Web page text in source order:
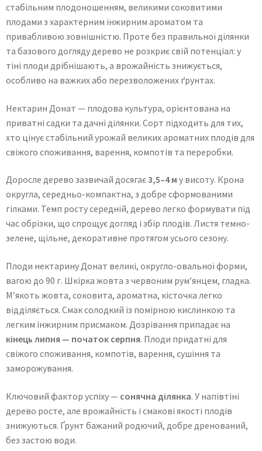
стабільним плодоношенням, великими соковитими
плодами з характерним інжирним ароматом та
привабливою зовнішністю. Проте без правильної ділянки
та базового догляду дерево не розкриє свій потенціал: у
тіні плоди дрібнішають, а врожайність знижується,
особливо на важких або перезволожених ґрунтах.
Нектарин Донат — плодова культура, орієнтована на
приватні садки та дачні ділянки. Сорт підходить для тих,
хто цінує стабільний урожай великих ароматних плодів для
свіжого споживання, варення, компотів та переробки.
Доросле дерево зазвичай досягає3,5–4 м у висоту. Крона
округла, середньо-компактна, з добре сформованими
гілками. Темп росту середній, дерево легко формувати під
час обрізки, що спрощує догляд і збір плодів. Листя темно-
зелене, щільне, декоративне протягом усього сезону.
Плоди нектарину Донат великі, округло-овальної форми,
вагою до 90 г. Шкірка жовта з червоним рум’янцем, гладка.
М’якоть жовта, соковита, ароматна, кісточка легко
відділяється. Смак солодкий із помірною кислинкою та
легким інжирним присмаком. Дозрівання припадає на
кінець липня — початок серпня. Плоди придатні для
свіжого споживання, компотів, варення, сушіння та
заморожування.
Ключовий фактор успіху — сонячна ділянка. У напівтіні
дерево росте, але врожайність і смакові якості плодів
знижуються. Ґрунт бажаний родючий, добре дренований,
без застою води.